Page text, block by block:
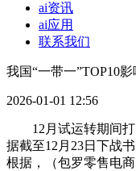
ai资讯
ai应用
联系我们
我国“一带一”TOP10
2026-01-01 12:56
12月试运转期间打点
据截至12月23日下战
根据，（包罗零售电